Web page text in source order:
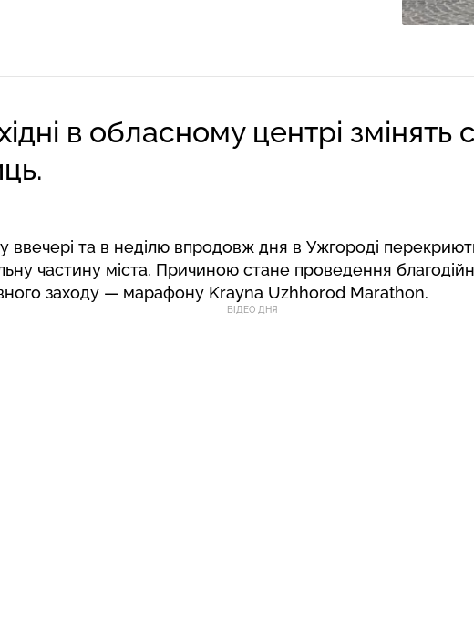
в обласному центрі
ввечері та в неділю впродовж дня в Ужгороді
частину міста. Причиною стане проведення
заходу — марафону Krayna Uzhhorod Marathon.
ВІДЕО ДНЯ